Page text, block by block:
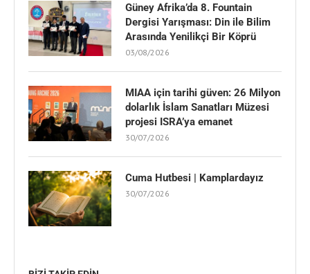
Güney Afrika’da 8. Fountain
Dergisi Yarışması: Din ile Bilim
Arasında Yenilikçi Bir Köprü
03/08/2026
MIAA için tarihi güven: 26 Milyon
dolarlık İslam Sanatları Müzesi
projesi ISRA’ya emanet
30/07/2026
Cuma Hutbesi | Kamplardayız
30/07/2026